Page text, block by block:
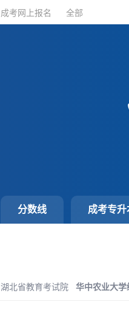
成考网上报名 全部
分数线 成考专升
湖北省教育考试院 华中农业大
成考网上报名 全部